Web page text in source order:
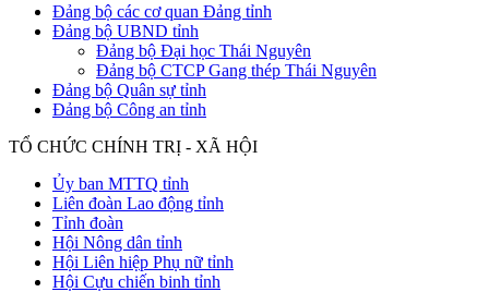
Đảng bộ các cơ quan Đảng tỉnh
Đảng bộ UBND tỉnh
Đảng bộ Đại học Thái Nguyên
Đảng bộ CTCP Gang thép Thái Nguyên
Đảng bộ Quân sự tỉnh
Đảng bộ Công an tỉnh
TỔ CHỨC CHÍNH TRỊ - XÃ HỘI
Ủy ban MTTQ tỉnh
Liên đoàn Lao động tỉnh
Tỉnh đoàn
Hội Nông dân tỉnh
Hội Liên hiệp Phụ nữ tỉnh
Hội Cựu chiến binh tỉnh